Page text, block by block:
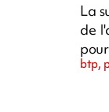
La
de
btp,